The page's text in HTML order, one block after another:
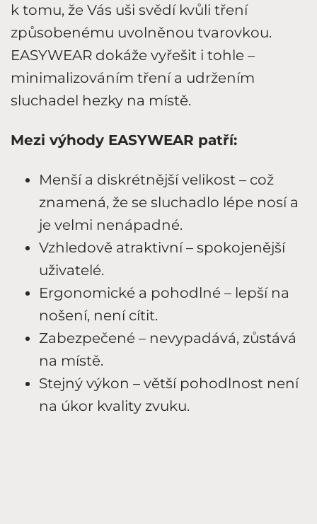
k tomu, že Vás uši svědí kvůli tření
způsobenému uvolněnou tvarovkou.
EASYWEAR dokáže vyřešit i tohle –
minimalizováním tření a udržením
sluchadel hezky na místě.
Mezi výhody EASYWEAR patří:
Menší a diskrétnější velikost – což
znamená, že se sluchadlo lépe nosí a
je velmi nenápadné.
Vzhledově atraktivní – spokojenější
uživatelé.
Ergonomické a pohodlné – lepší na
nošení, není cítit.
Zabezpečené – nevypadává, zůstává
na místě.
Stejný výkon – větší pohodlnost není
na úkor kvality zvuku.